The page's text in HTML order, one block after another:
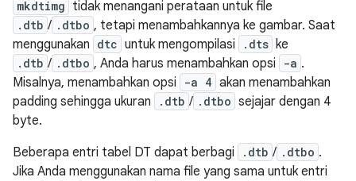
mkdtimg tidak menangani perataan untuk file
.dtb / .dtbo , tetapi menambahkannya ke gambar. Saat
menggunakan dtc untuk mengompilasi .dts ke
.dtb / .dtbo , Anda harus menambahkan opsi -a .
Misalnya, menambahkan opsi
-a 4 akan menambahkan
padding sehingga ukuran
.dtb / .dtbo sejajar dengan 4
byte.
Beberapa entri tabel DT dapat berbagi
.dtb / .dtbo .
Jika Anda menggunakan nama file yang sama untuk entri